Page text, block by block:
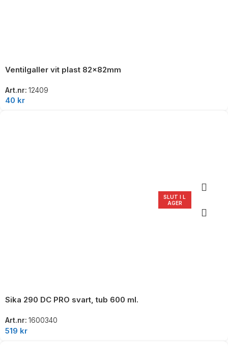
Ventilgaller vit plast 82x82mm
Art.nr: 12409
40 kr
SLUT I L
AGER
Sika 290 DC PRO svart, tub 600 ml.
Art.nr: 1600340
519 kr